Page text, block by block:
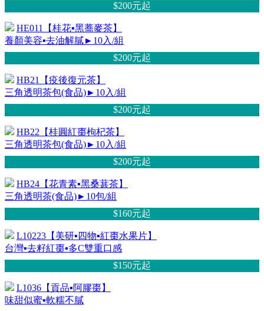
$200元起
HE011【桂花▪黑蕎麥茶】
養顏美容▪去油解膩►10入/組
$200元起
HB21【疫後復元茶】
三角透明茶包(食品)►10入/組
$200元起
HB22【桂圓紅棗枸杞茶】
三角透明茶包(食品)►10入/組
$200元起
HB24【花青素▪黑桑葚茶】
三角透明茶(食品)►10包/組
$160元起
L10223【美研▪四物▪紅棗水果片】
台灣▪去籽紅棗▪多C雙重口感
$150元起
L1036【貢品▪阿膠棗】
味甜似蜜▪軟糯不膩